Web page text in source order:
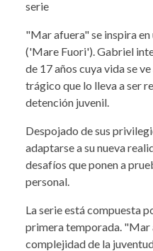
serie
"Mar afuera" se inspira
('Mare Fuori'). Gabriel
de 17 años cuya vida se
trágico que lo lleva a ser
detención juvenil.
Despojado de sus
adaptarse a su nueva
desafíos que ponen a
personal.
La serie está compuesta
primera temporada. "Mar
complejidad de la